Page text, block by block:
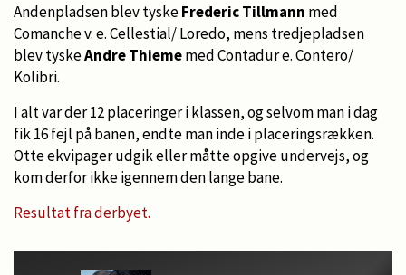
Andenpladsen blev tyskeFrederic Tillmann med
Comanche v. e. Cellestial/ Loredo, mens tredjepladsen
blev tyskeAndre Thiememed Contadur e. Contero/
Kolibri.
I alt var der 12 placeringer i klassen, og selvom man i dag
fik 16 fejl på banen, endte man inde i placeringsrækken.
Otte ekvipager udgik eller måtte opgive undervejs, og
kom derfor ikke igennem den lange bane.
Resultat fra derbyet.